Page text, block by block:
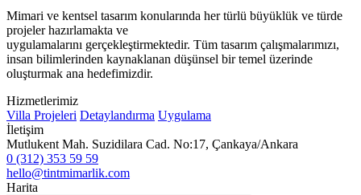
Mimari ve kentsel tasarım konularında her türlü büyüklük ve türde
projeler hazırlamakta ve
uygulamalarını gerçekleştirmektedir. Tüm tasarım çalışmalarımızı,
insan bilimlerinden kaynaklanan düşünsel bir temel üzerinde
oluşturmak ana hedefimizdir.
Hizmetlerimiz
Villa Projeleri Detaylandırma Uygulama
İletişim
Mutlukent Mah. Suzidilara Cad. No:17, Çankaya/Ankara
0 (312) 353 59 59
hello@tintmimarlik.com
Harita